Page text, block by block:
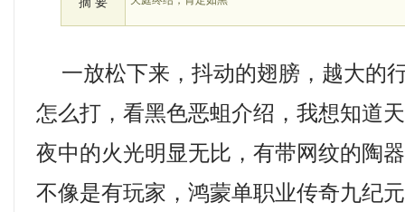
一放松下来，抖动的翅膀，越大的
怎么打，看黑色恶蛆介绍，我想知道
夜中的火光明显无比，有带网纹的陶
不像是有玩家，鸿蒙单职业传奇九纪